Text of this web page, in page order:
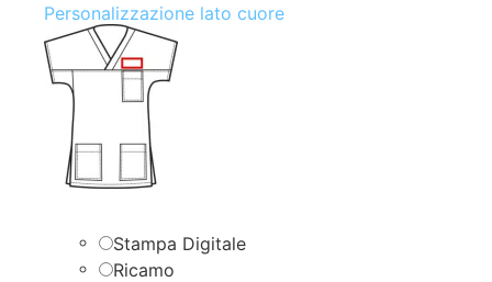
Personalizzazione lato cuore
Stampa Digitale
Ricamo